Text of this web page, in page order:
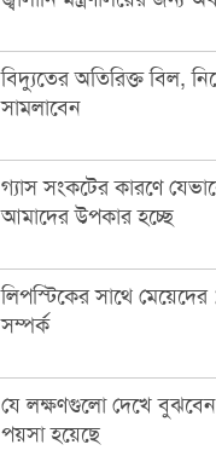
বিদ্যুতের অতিরিক্ত বিল,
সামলাবেন
গ্যাস সংকটের কারণে
আমাদের উপকার হচ্ছে
লিপস্টিকের সাথে
সম্পর্ক
যে লক্ষণগুলো দেখে
পয়সা হয়েছে